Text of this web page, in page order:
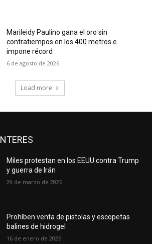
Marileidy Paulino gana el oro sin
contratiempos en los 400 metros e
impone récord
6 de agosto de 2026
Load more
Miles protestan en los EEUU contra Trump
y guerra de Irán
29 de marzo de 2026
Prohíben venta de pistolas y escopetas
balines de hidrogel
16 de enero de 2026